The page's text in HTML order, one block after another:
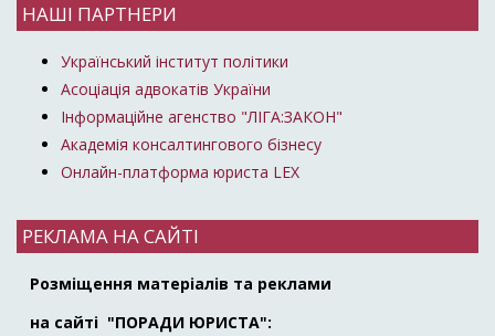
НАШІ ПАРТНЕРИ
Український інститут політики
Асоціація адвокатів України
Інформаційне агенство "ЛІГА:ЗАКОН"
Академія консалтингового бізнесу
Онлайн-платформа юриста LEX
РЕКЛАМА НА САЙТІ
Розміщення матеріалів та реклами
на сайті "ПОРАДИ ЮРИСТА":